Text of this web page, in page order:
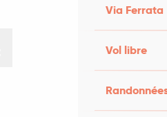
Via Ferrata
Vol libre